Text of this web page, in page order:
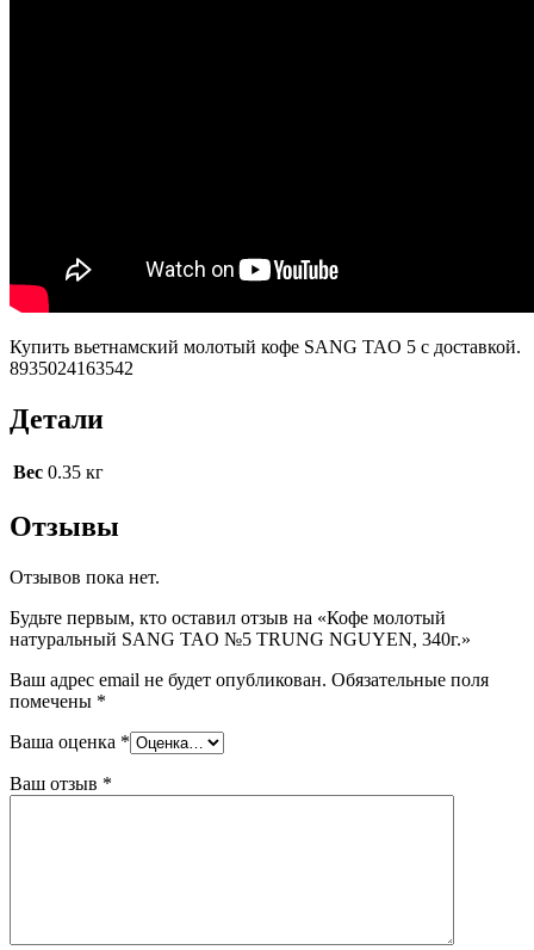
Купить вьетнамский молотый кофе SANG TAO 5 с доставкой.
8935024163542
Детали
Вес 0.35 кг
Отзывы
Отзывов пока нет.
Будьте первым, кто оставил отзыв на «Кофе молотый
натуральный SANG TAO №5 TRUNG NGUYEN, 340г.»
Ваш адрес email не будет опубликован. Обязательные поля
помечены *
Ваша оценка *
Ваш отзыв *